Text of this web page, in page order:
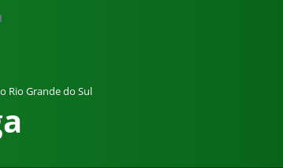
Rio Grande do Sul